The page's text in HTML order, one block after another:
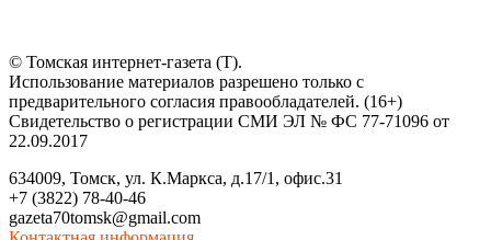
© Томская интернет-газета (Т).
Использование материалов разрешено только с
предварительного согласия правообладателей. (16+)
Свидетельство о регистрации СМИ ЭЛ № ФС 77-71096 от
22.09.2017
634009, Томск, ул. К.Маркса, д.17/1, офис.31
+7 (3822) 78-40-46
gazeta70tomsk@gmail.com